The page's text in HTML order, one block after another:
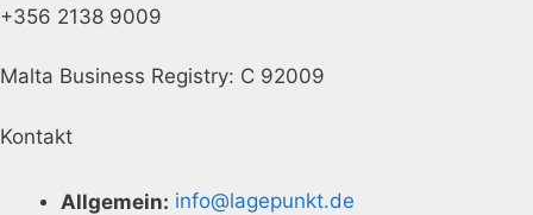
+356 2138 9009
Malta Business Registry: C 92009
Kontakt
Allgemein: info@lagepunkt.de